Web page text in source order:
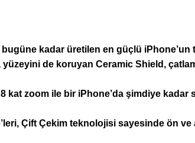
kadar üretilen en güçlü
de koruyan Ceramic Shield,
zoom ile bir iPhone’da şimdiye kadar
Çift Çekim teknolojisi sayesinde ön ve